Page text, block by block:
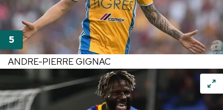
ANDRE-PIERRE GIGNAC